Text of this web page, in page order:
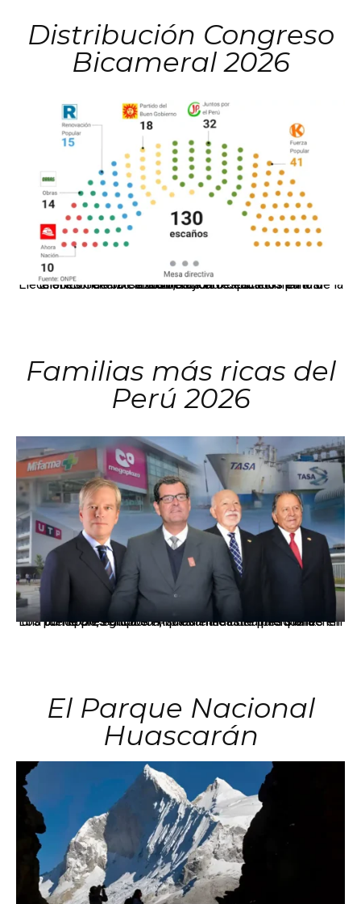
Distribución Congreso
Bicameral 2026
El JNE oficializó la distribución de escaños para la elección de 60 senadores y 130 diputados en las Elecciones Generales 2026, tras el restablecimiento de la Bicameralidad.
Familias más ricas del
Perú 2026
Los principales grupos empresariales del país mantienen una fuerte presencia en Áncash mediante inversiones en comercio, educación, salud e industria pesquera.
El Parque Nacional
Huascarán